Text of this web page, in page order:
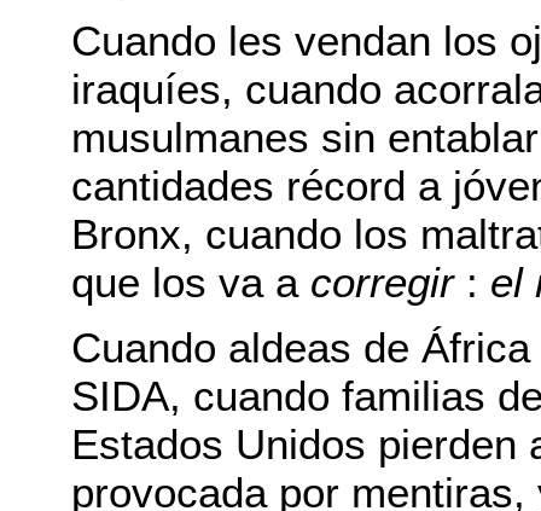
Cuando les vendan los
iraquíes, cuando
musulmanes sin
cantidades récord a
Bronx, cuando los
que los va a corregir: el
Cuando aldeas de
SIDA, cuando familias
Estados Unidos pierden
provocada por